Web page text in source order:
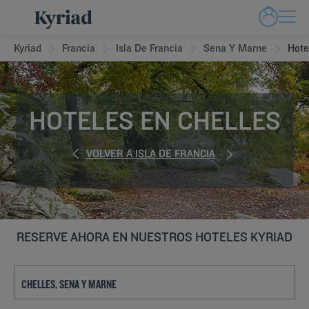
Kyriad Francia Isla De Francia Sena Y Marne
HOTELES EN CHELLES
VOLVER A ISLA DE FRANCIA
RESERVE AHORA EN NUESTROS HOTELES KYRIAD